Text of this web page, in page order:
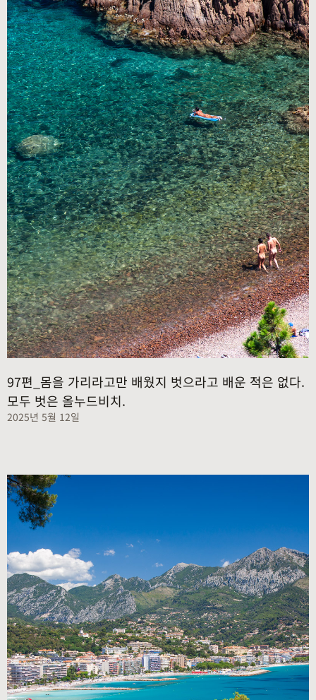
97편_몸을 가리라고만 배웠지 벗으라고 배운 적은 없다.
모두 벗은 올누드비치.
2025년 5월 12일